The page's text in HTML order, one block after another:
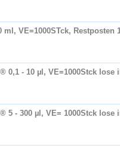
VE=1000STck, Restposten
- 10 µl, VE=1000Stck lose
- 300 µl, VE= 1000Stck lose